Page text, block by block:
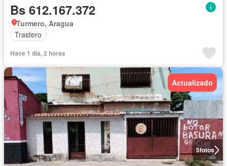
Bs 612.167.372
Turmero, Aragua
Trastero
Hace 1 día, 2 horas
5fotos
Actualizado